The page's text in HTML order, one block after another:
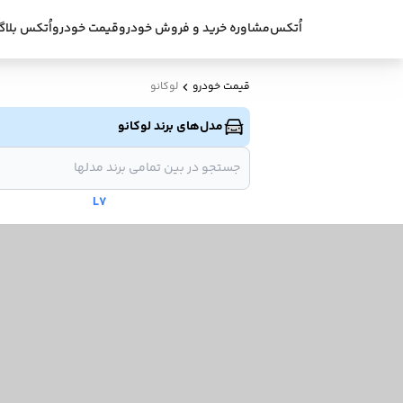
اُتکسمشاوره خرید و فروش خودروقیمت خودرواُتکس
قیمت خودرو لوکانو
مدل‌های برند لوکانو
L7